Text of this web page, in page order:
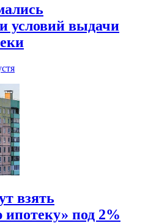
условий выдачи
взять
под 2%